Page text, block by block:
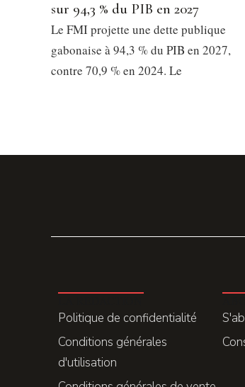
sur 94,3 % du PIB en 2027
Le FMI projette une dette publique
gabonaise à 94,3 % du PIB en 2027,
contre 70,9 % en 2024. Le
Politique de confidentialité
Conditions générales
d'utilisation